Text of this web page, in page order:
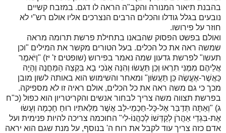
בהבנת תיאור המנורה והקב"ה הראה לו דגם. במזבח קשיים
נובעים בגלל גודלו והכלים הרבים הנצרכים אליו אולם רש"י לא
חוזר על פירושו.
ואולם בפשט הפסוק שהבאנו בתחילת פרשת תרומה מראה
שמשה ראה את כל הכלים. בעל הטורים מקשר את המילים "וכן
תעשו" לפרשת גדעון שמה נאמר בפירוש (שופטים ז' יז) "וַיֹּאמֶר
אֲלֵיהֶם מִמֶּנִּי תִרְאוּ וְכֵן תַּעֲשׂוּ וְהִנֵּה אָנֹכִי בָא בִּקְצֵה הַמַּחֲנֶה וְהָיָה
כַּאֲשֶׁר-אֶעֱשֶׂה כֵּן תַּעֲשׂוּן" ומאחר והשימוש הוא באותה לשון מובן
מכך כי גם משה ראה את כל הכלים, אולם ראיה זו לא מספיקה.
בפרשת תצווה משה צריך לבחור אנשים והקריטריון הוא כפול (כ"ח
ג) "וְאַתָּה תְּדַבֵּר אֶל-כָּל-חַכְמֵי-לֵב אֲשֶׁר מִלֵּאתִיו רוּחַ חָכְמָה וְעָשׂוּ
אֶת-בִּגְדֵי אַהֲרֹן לְקַדְּשׁוֹ לְכַהֲנוֹ-לִי" החוכמה צריכה להיות פנימית ועל
אדם כזה צריך עוד לקבל את רוח ה' בנוסף, על מנת שגם הוא יראה